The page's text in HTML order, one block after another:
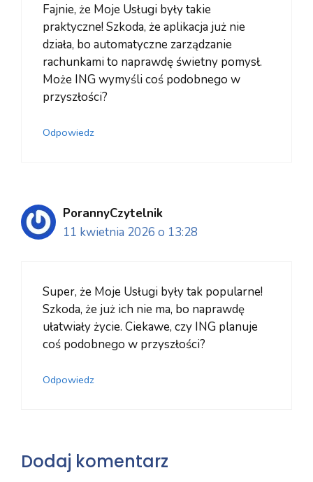
Fajnie, że Moje Usługi były takie
praktyczne! Szkoda, że aplikacja już nie
działa, bo automatyczne zarządzanie
rachunkami to naprawdę świetny pomysł.
Może ING wymyśli coś podobnego w
przyszłości?
Odpowiedz
PorannyCzytelnik
11 kwietnia 2026 o 13:28
Super, że Moje Usługi były tak popularne!
Szkoda, że już ich nie ma, bo naprawdę
ułatwiały życie. Ciekawe, czy ING planuje
coś podobnego w przyszłości?
Odpowiedz
Dodaj komentarz